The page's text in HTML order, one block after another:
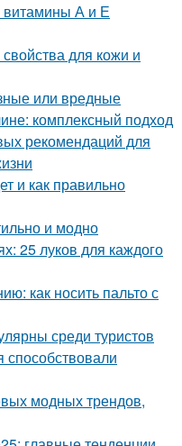
витамины А и Е
для кожи и
или вредные
комплексный подход
рекомендаций для
и как правильно
и модно
25 луков для каждого
как носить пальто с
среди туристов
способствовали
модных трендов,